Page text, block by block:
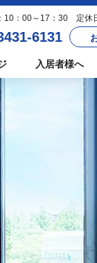
10：00～17：30 定休
6131
入居者様へ